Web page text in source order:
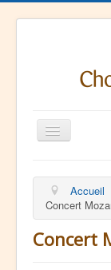
Basculer
la
Agenda
Ressources
Contact
Accueil
Concert
Concert